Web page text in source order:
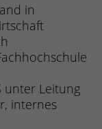
in
unter Leitung
internes